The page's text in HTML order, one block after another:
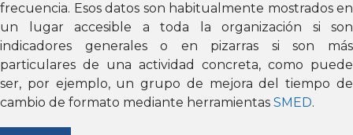
frecuencia. Esos datos son habitualmente mostrados en
un lugar accesible a toda la organización si son
indicadores generales o en pizarras si son más
particulares de una actividad concreta, como puede
ser, por ejemplo, un grupo de mejora del tiempo de
cambio de formato mediante herramientas SMED.